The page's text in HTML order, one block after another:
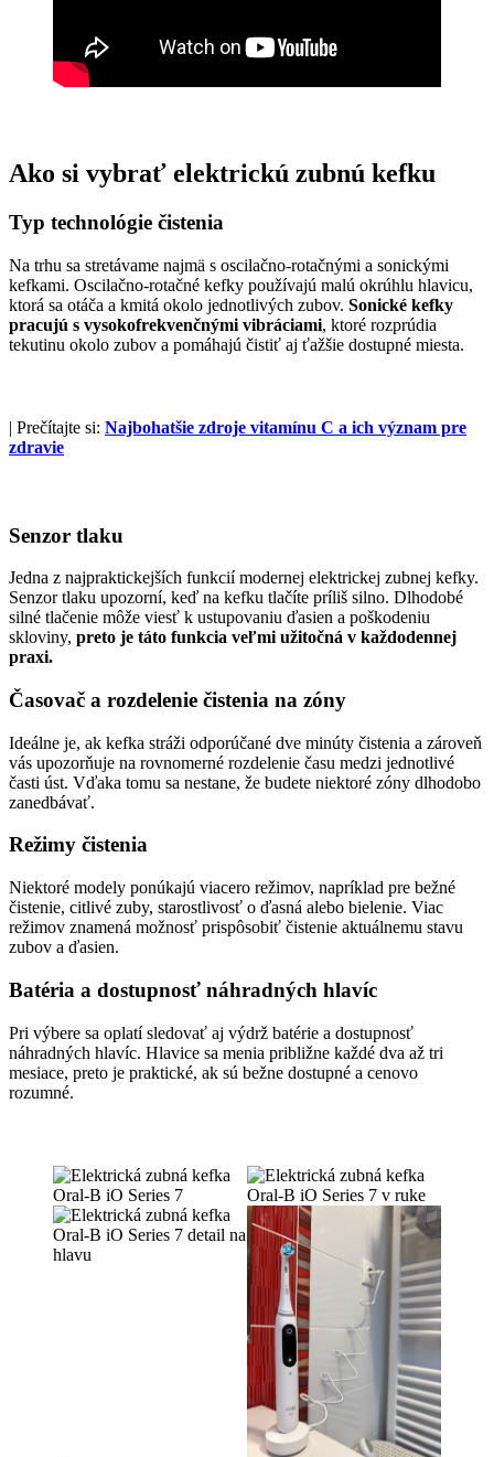
Ako si vybrať elektrickú zubnú kefku
Typ technológie čistenia
Na trhu sa stretávame najmä s oscilačno-rotačnými a sonickými
kefkami. Oscilačno-rotačné kefky používajú malú okrúhlu hlavicu,
ktorá sa otáča a kmitá okolo jednotlivých zubov. Sonické kefky
pracujú s vysokofrekvenčnými vibráciami, ktoré rozprúdia
tekutinu okolo zubov a pomáhajú čistiť aj ťažšie dostupné miesta.
| Prečítajte si: Najbohatšie zdroje vitamínu C a ich význam pre
zdravie
Senzor tlaku
Jedna z najpraktickejších funkcií modernej elektrickej zubnej kefky.
Senzor tlaku upozorní, keď na kefku tlačíte príliš silno. Dlhodobé
silné tlačenie môže viesť k ustupovaniu ďasien a poškodeniu
skloviny, preto je táto funkcia veľmi užitočná v každodennej
praxi.
Časovač a rozdelenie čistenia na zóny
Ideálne je, ak kefka stráži odporúčané dve minúty čistenia a zároveň
vás upozorňuje na rovnomerné rozdelenie času medzi jednotlivé
časti úst. Vďaka tomu sa nestane, že budete niektoré zóny dlhodobo
zanedbávať.
Režimy čistenia
Niektoré modely ponúkajú viacero režimov, napríklad pre bežné
čistenie, citlivé zuby, starostlivosť o ďasná alebo bielenie. Viac
režimov znamená možnosť prispôsobiť čistenie aktuálnemu stavu
zubov a ďasien.
Batéria a dostupnosť náhradných hlavíc
Pri výbere sa oplatí sledovať aj výdrž batérie a dostupnosť
náhradných hlavíc. Hlavice sa menia približne každé dva až tri
mesiace, preto je praktické, ak sú bežne dostupné a cenovo
rozumné.